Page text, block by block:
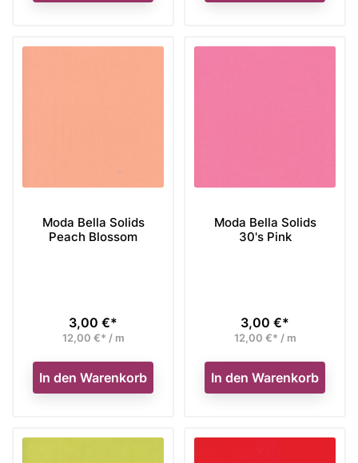
Moda Bella Solids
Peach Blossom
Preis
3,00 €*
12,00 €* / m
In den Warenkorb
Moda Bella Solids
30's Pink
Preis
3,00 €*
12,00 €* / m
In den Warenkorb